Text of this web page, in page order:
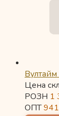
Цена
РОЗН 1
ОПТ941